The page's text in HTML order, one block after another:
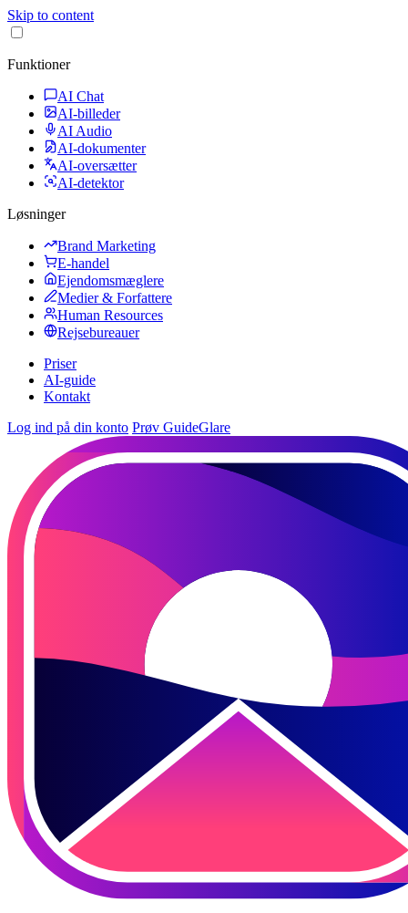
Skip to content
Funktioner
AI Chat
AI-billeder
AI Audio
AI-dokumenter
AI-oversætter
AI-detektor
Løsninger
Brand Marketing
E-handel
Ejendomsmæglere
Medier & Forfattere
Human Resources
Rejsebureauer
Priser
AI-guide
Kontakt
Log ind på din konto Prøv GuideGlare